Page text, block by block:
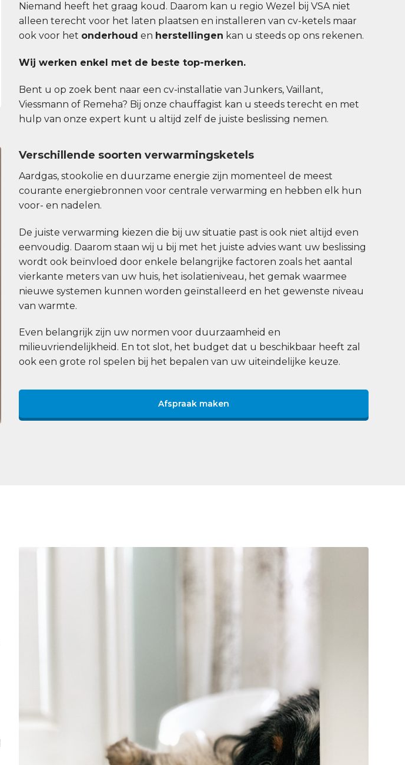
Niemand heeft het graag koud. Daarom kan u regio Wezel bij VSA niet
alleen terecht voor het laten plaatsen en installeren van cv-ketels maar
ook voor het onderhoud en herstellingen kan u steeds op ons rekenen.
Wij werken enkel met de beste top-merken.
Bent u op zoek bent naar een cv-installatie van Junkers, Vaillant,
Viessmann of Remeha? Bij onze chauffagist kan u steeds terecht en met
hulp van onze expert kunt u altijd zelf de juiste beslissing nemen.
Verschillende soorten verwarmingsketels
Aardgas, stookolie en duurzame energie zijn momenteel de meest
courante energiebronnen voor centrale verwarming en hebben elk hun
voor- en nadelen.
De juiste verwarming kiezen die bij uw situatie past is ook niet altijd even
eenvoudig. Daarom staan wij u bij met het juiste advies want uw beslissing
wordt ook beïnvloed door enkele belangrijke factoren zoals het aantal
vierkante meters van uw huis, het isolatieniveau, het gemak waarmee
nieuwe systemen kunnen worden geïnstalleerd en het gewenste niveau
van warmte.
Even belangrijk zijn uw normen voor duurzaamheid en
milieuvriendelijkheid. En tot slot, het budget dat u beschikbaar heeft zal
ook een grote rol spelen bij het bepalen van uw uiteindelijke keuze.
Afspraak maken